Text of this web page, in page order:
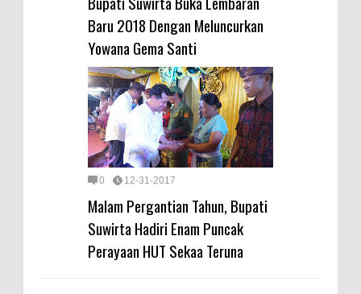
Baru 2018 Dengan Meluncurkan
Yowana Gema Santi
0 12-31-2017
Malam Pergantian Tahun, Bupati
Suwirta Hadiri Enam Puncak
Perayaan HUT Sekaa Teruna